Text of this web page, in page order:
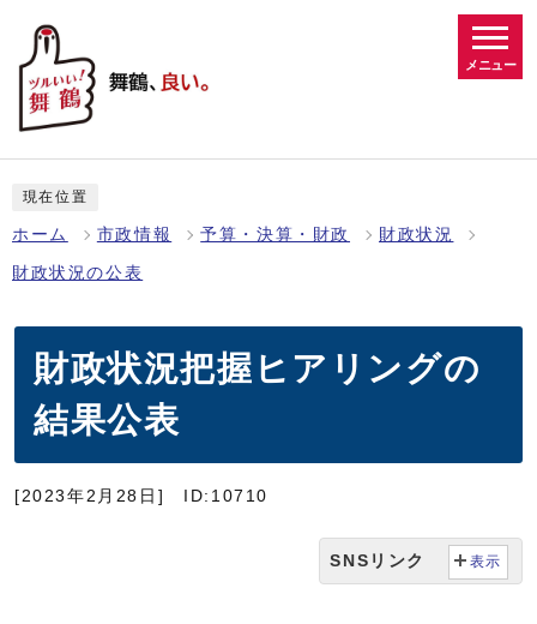
メニュー
現在位置
ホーム 市政情報 予算・決算・財政 財政状況
財政状況の公表
財政状況把握ヒアリングの
結果公表
[2023年2月28日] ID:10710
SNSリンク 表示